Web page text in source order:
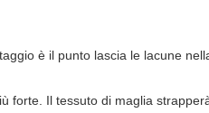
è il punto lascia le lacune
forte. Il tessuto di maglia